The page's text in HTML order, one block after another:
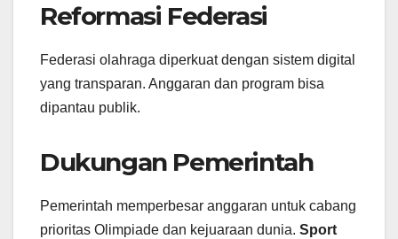
Reformasi Federasi
Federasi olahraga diperkuat dengan sistem digital
yang transparan. Anggaran dan program bisa
dipantau publik.
Dukungan Pemerintah
Pemerintah memperbesar anggaran untuk cabang
prioritas Olimpiade dan kejuaraan dunia. Sport